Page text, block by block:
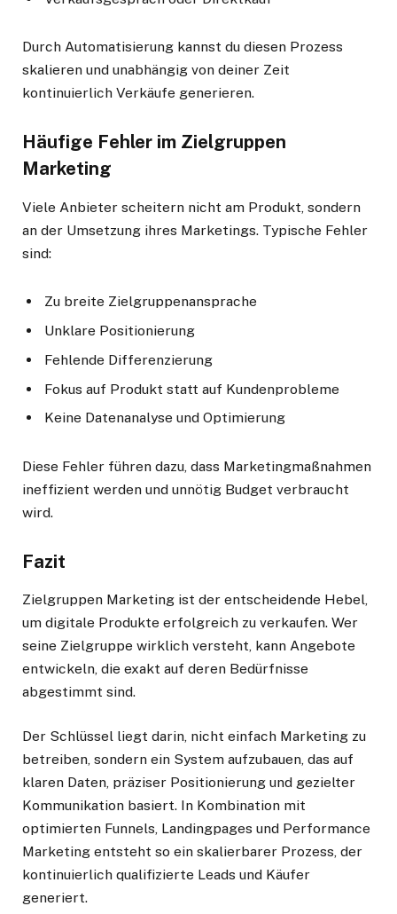
Durch Automatisierung kannst du diesen Prozess
skalieren und unabhängig von deiner Zeit
kontinuierlich Verkäufe generieren.
Häufige Fehler im Zielgruppen
Marketing
Viele Anbieter scheitern nicht am Produkt, sondern
an der Umsetzung ihres Marketings. Typische Fehler
sind:
Zu breite Zielgruppenansprache
Unklare Positionierung
Fehlende Differenzierung
Fokus auf Produkt statt auf Kundenprobleme
Keine Datenanalyse und Optimierung
Diese Fehler führen dazu, dass Marketingmaßnahmen
ineffizient werden und unnötig Budget verbraucht
wird.
Fazit
Zielgruppen Marketing ist der entscheidende Hebel,
um digitale Produkte erfolgreich zu verkaufen. Wer
seine Zielgruppe wirklich versteht, kann Angebote
entwickeln, die exakt auf deren Bedürfnisse
abgestimmt sind.
Der Schlüssel liegt darin, nicht einfach Marketing zu
betreiben, sondern ein System aufzubauen, das auf
klaren Daten, präziser Positionierung und gezielter
Kommunikation basiert. In Kombination mit
optimierten Funnels, Landingpages und Performance
Marketing entsteht so ein skalierbarer Prozess, der
kontinuierlich qualifizierte Leads und Käufer
generiert.